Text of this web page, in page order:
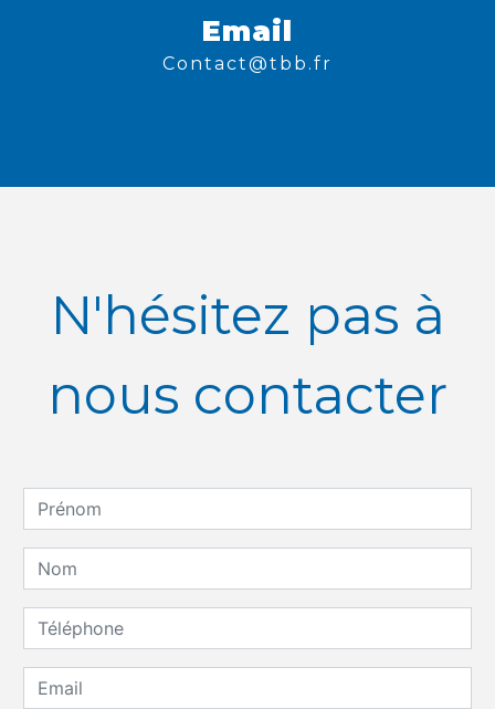
Email
contact@tbb.fr
N'hésitez pas à
nous contacter